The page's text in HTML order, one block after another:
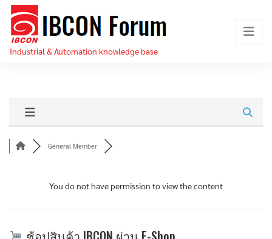
Skip
the
content
Industrial & Automation knowledge base
General Member
You do not have permission to view the content